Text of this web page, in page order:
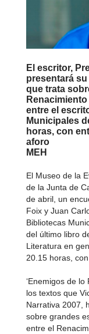
El escritor,
presentará su
que trata
entre el
Municipales
horas, con
aforo
MEH
El Museo de la
de la Junta de
de abril, un
Foix y Juan
Bibliotecas
del último libro
Literatura en
20.15 horas,
‘Enemigos de
los textos que
Narrativa 2007,
sobre grandes
entre el